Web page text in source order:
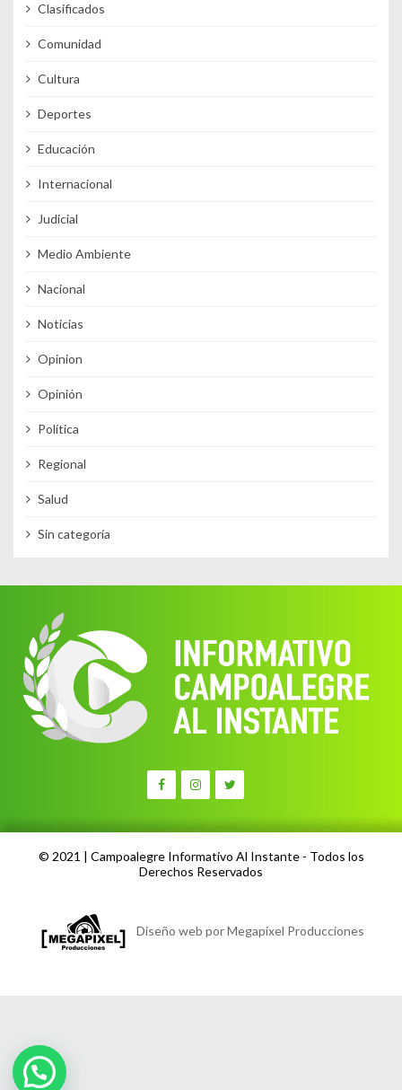
Clasificados
Comunidad
Cultura
Deportes
Educación
Internacional
Judicial
Medio Ambiente
Nacional
Noticias
Opinion
Opinión
Política
Regional
Salud
Sin categoría
© 2021 | Campoalegre Informativo Al Instante - Todos los
Derechos Reservados
Diseño web por Megapixel Producciones